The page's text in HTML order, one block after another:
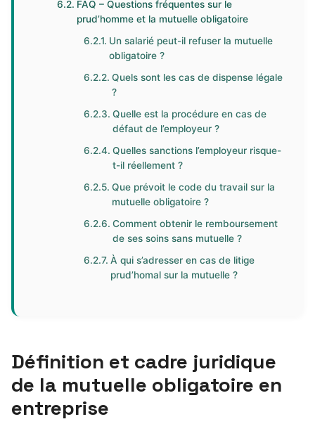
FAQ – Questions fréquentes sur le
prud’homme et la mutuelle obligatoire
Un salarié peut-il refuser la mutuelle
obligatoire ?
Quels sont les cas de dispense légale
?
Quelle est la procédure en cas de
défaut de l’employeur ?
Quelles sanctions l’employeur risque-
t-il réellement ?
Que prévoit le code du travail sur la
mutuelle obligatoire ?
Comment obtenir le remboursement
de ses soins sans mutuelle ?
À qui s’adresser en cas de litige
prud’homal sur la mutuelle ?
Définition et cadre juridique
de la mutuelle obligatoire en
entreprise